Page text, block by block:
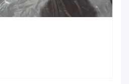
650*650